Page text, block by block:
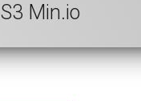
Min.io